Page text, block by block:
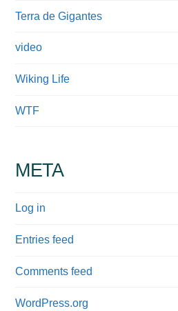
Terra de Gigantes
video
Wiking Life
WTF
META
Log in
Entries feed
Comments feed
WordPress.org